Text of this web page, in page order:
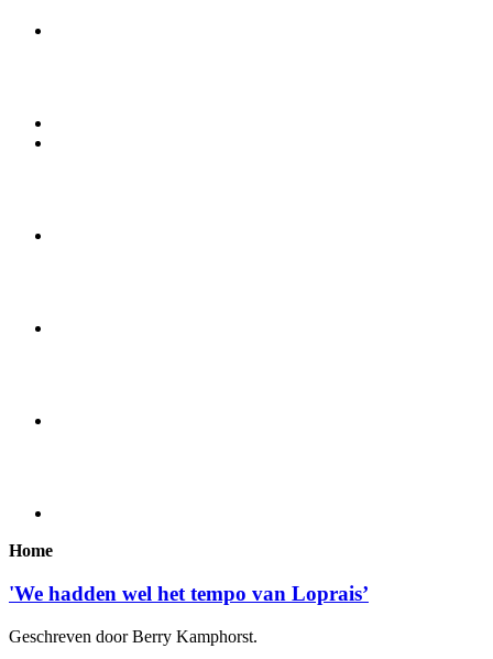
Home
'We hadden wel het tempo van Loprais’
Geschreven door Berry Kamphorst.